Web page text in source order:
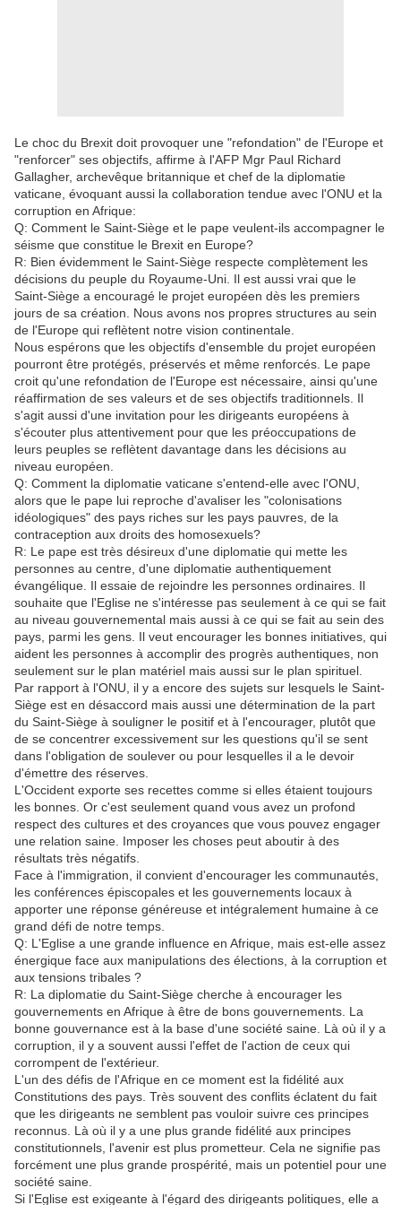
Le choc du Brexit doit provoquer une "refondation" de l'Europe et
"renforcer" ses objectifs, affirme à l'AFP Mgr Paul Richard
Gallagher, archevêque britannique et chef de la diplomatie
vaticane, évoquant aussi la collaboration tendue avec l'ONU et la
corruption en Afrique:
Q: Comment le Saint-Siège et le pape veulent-ils accompagner le
séisme que constitue le Brexit en Europe?
R: Bien évidemment le Saint-Siège respecte complètement les
décisions du peuple du Royaume-Uni. Il est aussi vrai que le
Saint-Siège a encouragé le projet européen dès les premiers
jours de sa création. Nous avons nos propres structures au sein
de l'Europe qui reflètent notre vision continentale.
Nous espérons que les objectifs d'ensemble du projet européen
pourront être protégés, préservés et même renforcés. Le pape
croit qu'une refondation de l'Europe est nécessaire, ainsi qu'une
réaffirmation de ses valeurs et de ses objectifs traditionnels. Il
s'agit aussi d'une invitation pour les dirigeants européens à
s'écouter plus attentivement pour que les préoccupations de
leurs peuples se reflètent davantage dans les décisions au
niveau européen.
Q: Comment la diplomatie vaticane s'entend-elle avec l'ONU,
alors que le pape lui reproche d'avaliser les "colonisations
idéologiques" des pays riches sur les pays pauvres, de la
contraception aux droits des homosexuels?
R: Le pape est très désireux d'une diplomatie qui mette les
personnes au centre, d'une diplomatie authentiquement
évangélique. Il essaie de rejoindre les personnes ordinaires. Il
souhaite que l'Eglise ne s'intéresse pas seulement à ce qui se fait
au niveau gouvernemental mais aussi à ce qui se fait au sein des
pays, parmi les gens. Il veut encourager les bonnes initiatives, qui
aident les personnes à accomplir des progrès authentiques, non
seulement sur le plan matériel mais aussi sur le plan spirituel.
Par rapport à l'ONU, il y a encore des sujets sur lesquels le Saint-
Siège est en désaccord mais aussi une détermination de la part
du Saint-Siège à souligner le positif et à l'encourager, plutôt que
de se concentrer excessivement sur les questions qu'il se sent
dans l'obligation de soulever ou pour lesquelles il a le devoir
d'émettre des réserves.
L'Occident exporte ses recettes comme si elles étaient toujours
les bonnes. Or c'est seulement quand vous avez un profond
respect des cultures et des croyances que vous pouvez engager
une relation saine. Imposer les choses peut aboutir à des
résultats très négatifs.
Face à l'immigration, il convient d'encourager les communautés,
les conférences épiscopales et les gouvernements locaux à
apporter une réponse généreuse et intégralement humaine à ce
grand défi de notre temps.
Q: L'Eglise a une grande influence en Afrique, mais est-elle assez
énergique face aux manipulations des élections, à la corruption et
aux tensions tribales ?
R: La diplomatie du Saint-Siège cherche à encourager les
gouvernements en Afrique à être de bons gouvernements. La
bonne gouvernance est à la base d'une société saine. Là où il y a
corruption, il y a souvent aussi l'effet de l'action de ceux qui
corrompent de l'extérieur.
L'un des défis de l'Afrique en ce moment est la fidélité aux
Constitutions des pays. Très souvent des conflits éclatent du fait
que les dirigeants ne semblent pas vouloir suivre ces principes
reconnus. Là où il y a une plus grande fidélité aux principes
constitutionnels, l'avenir est plus prometteur. Cela ne signifie pas
forcément une plus grande prospérité, mais un potentiel pour une
société saine.
Si l'Eglise est exigeante à l'égard des dirigeants politiques, elle a